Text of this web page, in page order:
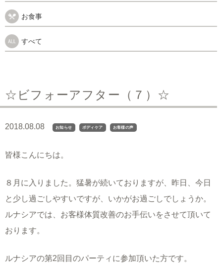
お食事
すべて
☆ビフォーアフター（７）☆
2018.08.08 お知らせ ボディケア お客様の声
皆様こんにちは。
８月に入りました。猛暑が続いておりますが、昨日、今日
と少し過ごしやすいですが、いかがお過ごしでしょうか。
ルナシアでは、お客様体質改善のお手伝いをさせて頂いて
おります。
ルナシアの第2回目のパーティに参加頂いた方です。